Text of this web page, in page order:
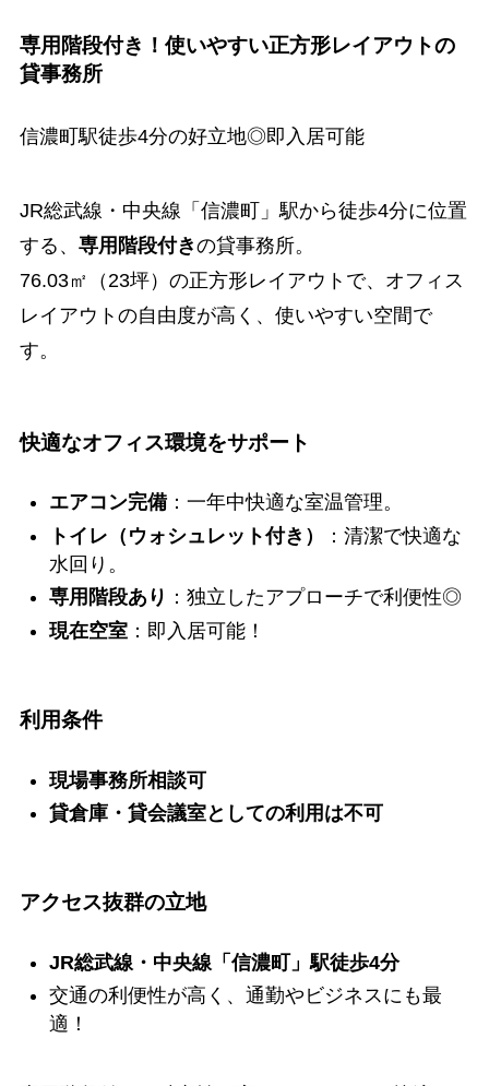
専用階段付き！使いやすい正方形レイアウトの
貸事務所
信濃町駅徒歩4分の好立地◎即入居可能
JR総武線・中央線「信濃町」駅から徒歩4分に位置
する、 専用階段付きの貸事務所。
76.03㎡（23坪）の正方形レイアウトで、オフィス
レイアウトの自由度が高く、使いやすい空間で
す。
快適なオフィス環境をサポート
エアコン完備：一年中快適な室温管理。
トイレ（ウォシュレット付き）
：清潔で快適な
水回り。
専用階段あり ：独立したアプローチで利便性◎
現在空室：即入居可能！
利用条件
現場事務所相談可
貸倉庫・貸会議室としての利用は不可
アクセス抜群の立地
JR総武線・中央線「信濃町」駅徒歩4分
交通の利便性が高く、通勤やビジネスにも最
適！